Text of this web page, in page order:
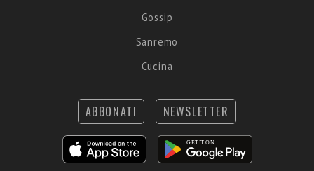
Gossip
Sanremo
Cucina
ABBONATI NEWSLETTER